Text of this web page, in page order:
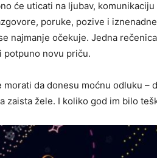
će uticati na ljubav,
poruke, pozive i
najmanje očekuje. Jedna
potpuno novu priču.
morati da donesu moćnu odluku –
zaista žele. I koliko god im bilo